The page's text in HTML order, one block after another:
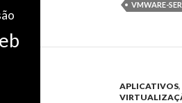
VMWARE-
APLICATIVOS,